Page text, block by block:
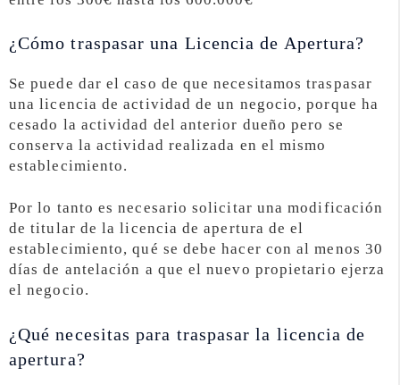
¿Cómo traspasar una Licencia de Apertura?
Se puede dar el caso de que necesitamos traspasar
una licencia de actividad de un negocio, porque ha
cesado la actividad del anterior dueño pero se
conserva la actividad realizada en el mismo
establecimiento.
Por lo tanto es necesario solicitar una modificación
de titular de la licencia de apertura de el
establecimiento, qué se debe hacer con al menos 30
días de antelación a que el nuevo propietario ejerza
el negocio.
¿Qué necesitas para traspasar la licencia de
apertura?